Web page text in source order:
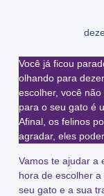
Você já ficou
olhando para
escolher, você
para o seu gato é
Afinal, os felinos
agradar, eles
Vamos te ajudar a
hora de escolher
seu gato e a sua